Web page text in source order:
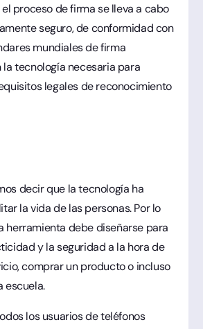
proceso de firma se lleva a cabo
seguro, de conformidad con
mundiales de firma
tecnología necesaria para
legales de reconocimiento
decir que la tecnología ha
la vida de las personas. Por lo
herramienta debe diseñarse para
y la seguridad a la hora de
comprar un producto o incluso
escuela.
los usuarios de teléfonos